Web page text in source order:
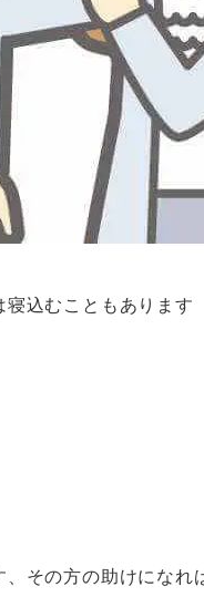
込むこともあります
その方の助けになれ